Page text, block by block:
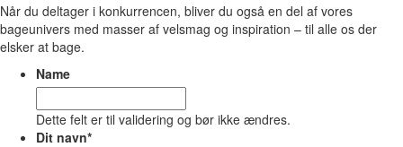
Når du deltager i konkurrencen, bliver du også en del af vores
bageunivers med masser af velsmag og inspiration – til alle os der
elsker at bage.
Name
Dette felt er til validering og bør ikke ændres.
Dit navn*